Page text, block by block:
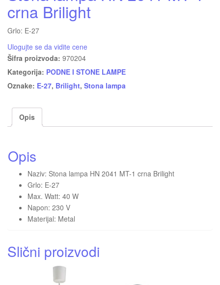
crna Brilight
Grlo: E-27
Ulogujte se da vidite cene
Šifra proizvoda: 970204
Kategorija: PODNE I STONE LAMPE
Oznake: E-27, Brilight, Stona lampa
Opis
Opis
Naziv: Stona lampa HN 2041 MT-1 crna Brilight
Grlo: E-27
Max. Watt: 40 W
Napon: 230 V
Materijal: Metal
Slični proizvodi